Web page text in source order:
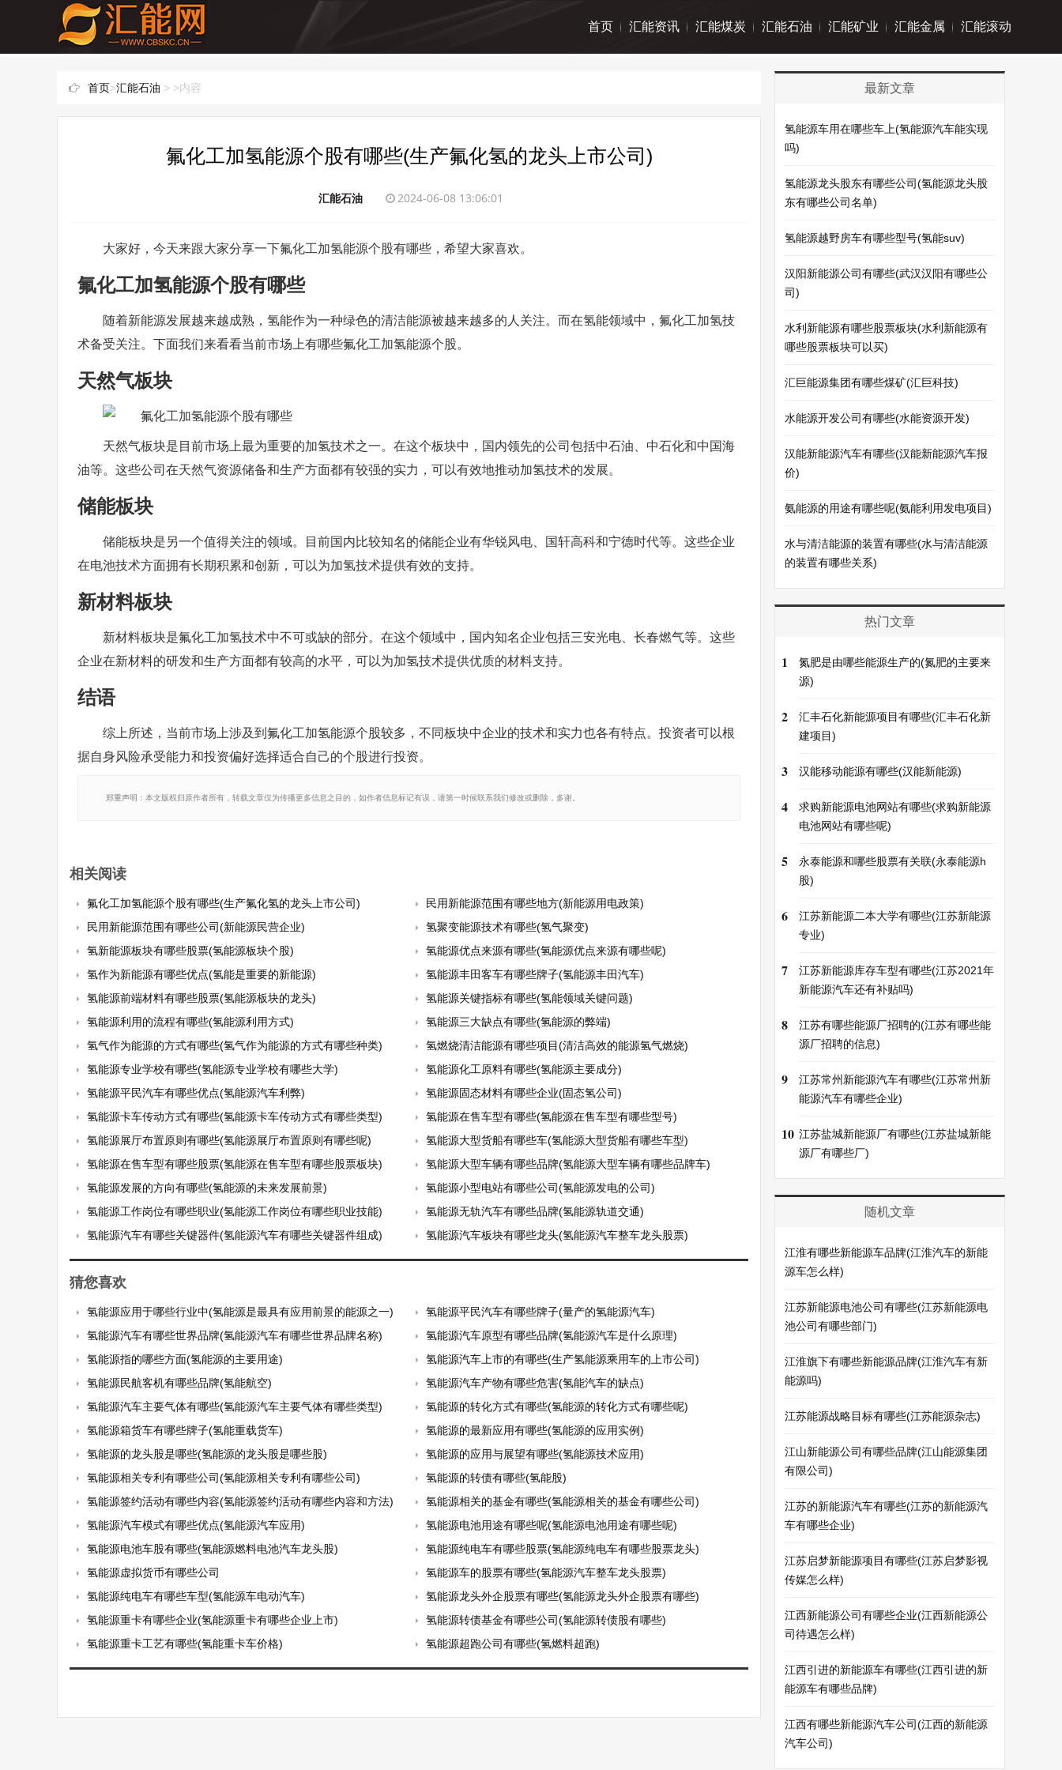
首页 汇能资讯 汇能煤炭 汇能石油 汇能矿业 汇能金属 汇能滚动
首页>汇能石油 > >内容
氟化工加氢能源个股有哪些(生产氟化氢的龙头上市公司)
汇能石油 2024-06-08 13:06:01
大家好，今天来跟大家分享一下氟化工加氢能源个股有哪些，希望大家喜欢。
氟化工加氢能源个股有哪些
随着新能源发展越来越成熟，氢能作为一种绿色的清洁能源被越来越多的人关注。而在氢能领域中，氟化工加氢技
术备受关注。下面我们来看看当前市场上有哪些氟化工加氢能源个股。
天然气板块
天然气板块是目前市场上最为重要的加氢技术之一。在这个板块中，国内领先的公司包括中石油、中石化和中国海
油等。这些公司在天然气资源储备和生产方面都有较强的实力，可以有效地推动加氢技术的发展。
储能板块
储能板块是另一个值得关注的领域。目前国内比较知名的储能企业有华锐风电、国轩高科和宁德时代等。这些企业
在电池技术方面拥有长期积累和创新，可以为加氢技术提供有效的支持。
新材料板块
新材料板块是氟化工加氢技术中不可或缺的部分。在这个领域中，国内知名企业包括三安光电、长春燃气等。这些
企业在新材料的研发和生产方面都有较高的水平，可以为加氢技术提供优质的材料支持。
结语
综上所述，当前市场上涉及到氟化工加氢能源个股较多，不同板块中企业的技术和实力也各有特点。投资者可以根
据自身风险承受能力和投资偏好选择适合自己的个股进行投资。
郑重声明：本文版权归原作者所有，转载文章仅为传播更多信息之目的，如作者信息标记有误，请第一时候联系我们修改或删除，多谢。
相关阅读
氟化工加氢能源个股有哪些(生产氟化氢的龙头上市公司)
民用新能源范围有哪些地方(新能源用电政策)
民用新能源范围有哪些公司(新能源民营企业)
氢聚变能源技术有哪些(氢气聚变)
氢新能源板块有哪些股票(氢能源板块个股)
氢能源优点来源有哪些(氢能源优点来源有哪些呢)
氢作为新能源有哪些优点(氢能是重要的新能源)
氢能源丰田客车有哪些牌子(氢能源丰田汽车)
氢能源前端材料有哪些股票(氢能源板块的龙头)
氢能源关键指标有哪些(氢能领域关键问题)
氢能源利用的流程有哪些(氢能源利用方式)
氢能源三大缺点有哪些(氢能源的弊端)
氢气作为能源的方式有哪些(氢气作为能源的方式有哪些种类)
氢燃烧清洁能源有哪些项目(清洁高效的能源氢气燃烧)
氢能源专业学校有哪些(氢能源专业学校有哪些大学)
氢能源化工原料有哪些(氢能源主要成分)
氢能源平民汽车有哪些优点(氢能源汽车利弊)
氢能源固态材料有哪些企业(固态氢公司)
氢能源卡车传动方式有哪些(氢能源卡车传动方式有哪些类型)
氢能源在售车型有哪些(氢能源在售车型有哪些型号)
氢能源展厅布置原则有哪些(氢能源展厅布置原则有哪些呢)
氢能源大型货船有哪些车(氢能源大型货船有哪些车型)
氢能源在售车型有哪些股票(氢能源在售车型有哪些股票板块)
氢能源大型车辆有哪些品牌(氢能源大型车辆有哪些品牌车)
氢能源发展的方向有哪些(氢能源的未来发展前景)
氢能源小型电站有哪些公司(氢能源发电的公司)
氢能源工作岗位有哪些职业(氢能源工作岗位有哪些职业技能)
氢能源无轨汽车有哪些品牌(氢能源轨道交通)
氢能源汽车有哪些关键器件(氢能源汽车有哪些关键器件组成)
氢能源汽车板块有哪些龙头(氢能源汽车整车龙头股票)
猜您喜欢
氢能源应用于哪些行业中(氢能源是最具有应用前景的能源之一)
氢能源平民汽车有哪些牌子(量产的氢能源汽车)
氢能源汽车有哪些世界品牌(氢能源汽车有哪些世界品牌名称)
氢能源汽车原型有哪些品牌(氢能源汽车是什么原理)
氢能源指的哪些方面(氢能源的主要用途)
氢能源汽车上市的有哪些(生产氢能源乘用车的上市公司)
氢能源民航客机有哪些品牌(氢能航空)
氢能源汽车产物有哪些危害(氢能汽车的缺点)
氢能源汽车主要气体有哪些(氢能源汽车主要气体有哪些类型)
氢能源的转化方式有哪些(氢能源的转化方式有哪些呢)
氢能源箱货车有哪些牌子(氢能重载货车)
氢能源的最新应用有哪些(氢能源的应用实例)
氢能源的龙头股是哪些(氢能源的龙头股是哪些股)
氢能源的应用与展望有哪些(氢能源技术应用)
氢能源相关专利有哪些公司(氢能源相关专利有哪些公司)
氢能源的转债有哪些(氢能股)
氢能源签约活动有哪些内容(氢能源签约活动有哪些内容和方法)
氢能源相关的基金有哪些(氢能源相关的基金有哪些公司)
氢能源汽车模式有哪些优点(氢能源汽车应用)
氢能源电池用途有哪些呢(氢能源电池用途有哪些呢)
氢能源电池车股有哪些(氢能源燃料电池汽车龙头股)
氢能源纯电车有哪些股票(氢能源纯电车有哪些股票龙头)
氢能源虚拟货币有哪些公司
氢能源车的股票有哪些(氢能源汽车整车龙头股票)
氢能源纯电车有哪些车型(氢能源车电动汽车)
氢能源龙头外企股票有哪些(氢能源龙头外企股票有哪些)
氢能源重卡有哪些企业(氢能源重卡有哪些企业上市)
氢能源转债基金有哪些公司(氢能源转债股有哪些)
氢能源重卡工艺有哪些(氢能重卡车价格)
氢能源超跑公司有哪些(氢燃料超跑)
最新文章
氢能源车用在哪些车上(氢能源汽车能实现
吗)
氢能源龙头股东有哪些公司(氢能源龙头股
东有哪些公司名单)
氢能源越野房车有哪些型号(氢能suv)
汉阳新能源公司有哪些(武汉汉阳有哪些公
司)
水利新能源有哪些股票板块(水利新能源有
哪些股票板块可以买)
汇巨能源集团有哪些煤矿(汇巨科技)
水能源开发公司有哪些(水能资源开发)
汉能新能源汽车有哪些(汉能新能源汽车报
价)
氨能源的用途有哪些呢(氨能利用发电项目)
水与清洁能源的装置有哪些(水与清洁能源
的装置有哪些关系)
热门文章
1
氮肥是由哪些能源生产的(氮肥的主要来
源)
2
汇丰石化新能源项目有哪些(汇丰石化新
建项目)
3 汉能移动能源有哪些(汉能新能源)
4
求购新能源电池网站有哪些(求购新能源
电池网站有哪些呢)
5
永泰能源和哪些股票有关联(永泰能源h
股)
6
江苏新能源二本大学有哪些(江苏新能源
专业)
7
江苏新能源库存车型有哪些(江苏2021年
新能源汽车还有补贴吗)
8
江苏有哪些能源厂招聘的(江苏有哪些能
源厂招聘的信息)
9
江苏常州新能源汽车有哪些(江苏常州新
能源汽车有哪些企业)
10 江苏盐城新能源厂有哪些(江苏盐城新能
源厂有哪些厂)
随机文章
江淮有哪些新能源车品牌(江淮汽车的新能
源车怎么样)
江苏新能源电池公司有哪些(江苏新能源电
池公司有哪些部门)
江淮旗下有哪些新能源品牌(江淮汽车有新
能源吗)
江苏能源战略目标有哪些(江苏能源杂志)
江山新能源公司有哪些品牌(江山能源集团
有限公司)
江苏的新能源汽车有哪些(江苏的新能源汽
车有哪些企业)
江苏启梦新能源项目有哪些(江苏启梦影视
传媒怎么样)
江西新能源公司有哪些企业(江西新能源公
司待遇怎么样)
江西引进的新能源车有哪些(江西引进的新
能源车有哪些品牌)
江西有哪些新能源汽车公司(江西的新能源
汽车公司)